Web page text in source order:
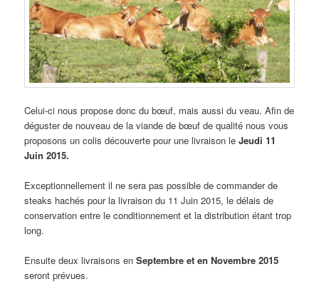
Celui-ci nous propose donc du bœuf, mais aussi du veau. Afin de
déguster de nouveau de la viande de bœuf de qualité nous vous
proposons un colis découverte pour une livraison le Jeudi 11
Juin 2015.
Exceptionnellement il ne sera pas possible de commander de
steaks hachés pour la livraison du 11 Juin 2015, le délais de
conservation entre le conditionnement et la distribution étant trop
long.
Ensuite deux livraisons enSeptembre et en Novembre 2015
seront prévues.